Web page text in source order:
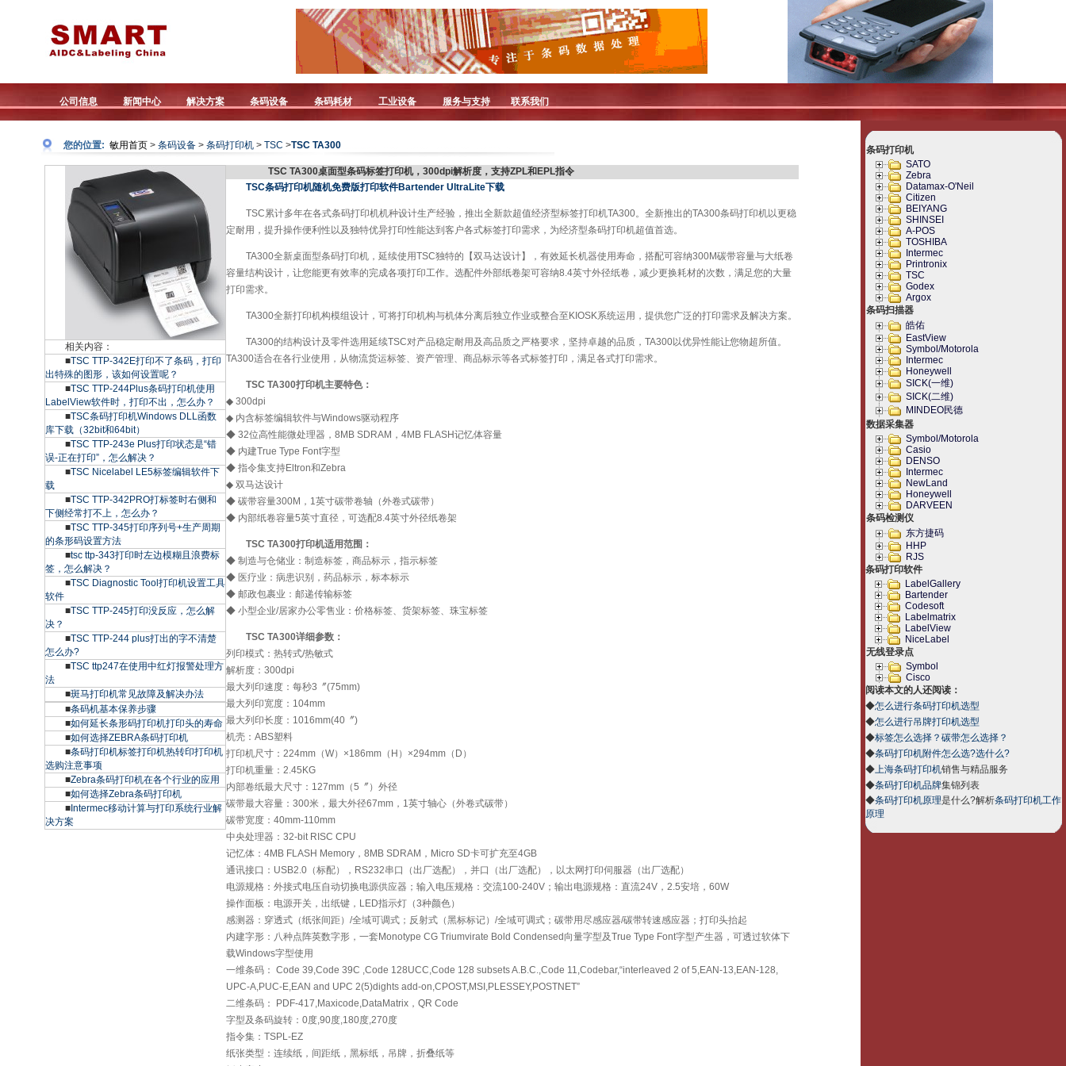
公司信息 新闻中心 解决方案 条码设备 条码耗材 工业设备 服务与支持 联系我们
您的位置: 敏用首页 > 条码设备 > 条码打印机 > TSC >TSC TA300
条码打印机
SATO
Zebra
Datamax-O'Neil
Citizen
BEIYANG
SHINSEI
A-POS
TOSHIBA
Intermec
Printronix
TSC
Godex
Argox
条码扫描器
皓佑
EastView
Symbol/Motorola
Intermec
Honeywell
SICK(一维)
SICK(二维)
MINDEO民德
数据采集器
Symbol/Motorola
Casio
DENSO
Intermec
NewLand
Honeywell
DARVEEN
条码检测仪
东方捷码
HHP
RJS
条码打印软件
LabelGallery
Bartender
Codesoft
Labelmatrix
LabelView
NiceLabel
无线登录点
Symbol
Cisco
阅读本文的人还阅读：
◆怎么进行条码打印机选型
◆怎么进行吊牌打印机选型
◆标签怎么选择？碳带怎么选择？
◆条码打印机附件怎么选?选什么?
◆上海条码打印机销售与精品服务
◆条码打印机品牌集锦列表
◆条码打印机原理是什么?解析条码打印机工作
原理
相关内容：
■TSC TTP-342E打印不了条码，打印
出特殊的图形，该如何设置呢？
■TSC TTP-244Plus条码打印机使用
LabelView软件时，打印不出，怎么办？
■TSC条码打印机Windows DLL函数
库下载（32bit和64bit）
■TSC TTP-243e Plus打印状态是“错
误-正在打印”，怎么解决？
■TSC Nicelabel LE5标签编辑软件下
载
■TSC TTP-342PRO打标签时右侧和
下侧经常打不上，怎么办？
■TSC TTP-345打印序列号+生产周期
的条形码设置方法
■tsc ttp-343打印时左边模糊且浪费标
签，怎么解决？
■TSC Diagnostic Tool打印机设置工具
软件
■TSC TTP-245打印没反应，怎么解
决？
■TSC TTP-244 plus打出的字不清楚
怎么办?
■TSC ttp247在使用中红灯报警处理方
法
■斑马打印机常见故障及解决办法
■条码机基本保养步骤
■如何延长条形码打印机打印头的寿命
■如何选择ZEBRA条码打印机
■条码打印机标签打印机热转印打印机
选购注意事项
■Zebra条码打印机在各个行业的应用
■如何选择Zebra条码打印机
■ Intermec移动计算与打印系统行业解
决方案
TSC TA300桌面型条码标签打印机，300dpi解析度，支持ZPL和EPL指令
TSC条码打印机随机免费版打印软件Bartender UltraLite下载
TSC累计多年在各式条码打印机机种设计生产经验，推出全新款超值经济型标签打印机TA300。全新推出的TA300条码打印机以更稳
定耐用，提升操作便利性以及独特优异打印性能达到客户各式标签打印需求，为经济型条码打印机超值首选。
TA300全新桌面型条码打印机，延续使用TSC独特的【双马达设计】，有效延长机器使用寿命，搭配可容纳300M碳带容量与大纸卷
容量结构设计，让您能更有效率的完成各项打印工作。选配件外部纸卷架可容纳8.4英寸外径纸卷，减少更换耗材的次数，满足您的大量
打印需求。
TA300全新打印机构模组设计，可将打印机构与机体分离后独立作业或整合至KIOSK系统运用，提供您广泛的打印需求及解决方案。
TA300的结构设计及零件选用延续TSC对产品稳定耐用及高品质之严格要求，坚持卓越的品质，TA300以优异性能让您物超所值。
TA300适合在各行业使用，从物流货运标签、资产管理、商品标示等各式标签打印，满足各式打印需求。
TSC TA300打印机主要特色：
◆ 300dpi
◆ 内含标签编辑软件与Windows驱动程序
◆ 32位高性能微处理器，8MB SDRAM，4MB FLASH记忆体容量
◆ 内建True Type Font字型
◆ 指令集支持Eltron和Zebra
◆ 双马达设计
◆ 碳带容量300M，1英寸碳带卷轴（外卷式碳带）
◆ 内部纸卷容量5英寸直径，可选配8.4英寸外径纸卷架
TSC TA300打印机适用范围：
◆ 制造与仓储业：制造标签，商品标示，指示标签
◆ 医疗业：病患识别，药品标示，标本标示
◆ 邮政包裹业：邮递传输标签
◆ 小型企业/居家办公零售业：价格标签、货架标签、珠宝标签
TSC TA300详细参数：
列印模式：热转式/热敏式
解析度：300dpi
最大列印速度：每秒3〞(75mm)
最大列印宽度：104mm
最大列印长度：1016mm(40〞)
机壳：ABS塑料
打印机尺寸：224mm（W）×186mm（H）×294mm（D）
打印机重量：2.45KG
内部卷纸最大尺寸：127mm（5〞）外径
碳带最大容量：300米，最大外径67mm，1英寸轴心（外卷式碳带）
碳带宽度：40mm-110mm
中央处理器：32-bit RISC CPU
记忆体：4MB FLASH Memory，8MB SDRAM，Micro SD卡可扩充至4GB
通讯接口：USB2.0（标配），RS232串口（出厂选配），并口（出厂选配），以太网打印伺服器（出厂选配）
电源规格：外接式电压自动切换电源供应器；输入电压规格：交流100-240V；输出电源规格：直流24V，2.5安培，60W
操作面板：电源开关，出纸键，LED指示灯（3种颜色）
感测器：穿透式（纸张间距）/全域可调式；反射式（黑标标记）/全域可调式；碳带用尽感应器/碳带转速感应器；打印头抬起
内建字形：八种点阵英数字形，一套Monotype CG Triumvirate Bold Condensed向量字型及True Type Font字型产生器，可透过软体下
载Windows字型使用
一维条码： Code 39,Code 39C ,Code 128UCC,Code 128 subsets A.B.C.,Code 11,Codebar,“interleaved 2 of 5,EAN-13,EAN-128,
UPC-A,PUC-E,EAN and UPC 2(5)dights add-on,CPOST,MSI,PLESSEY,POSTNET”
二维条码： PDF-417,Maxicode,DataMatrix，QR Code
字型及条码旋转：0度,90度,180度,270度
指令集：TSPL-EZ
纸张类型：连续纸，间距纸，黑标纸，吊牌，折叠纸等